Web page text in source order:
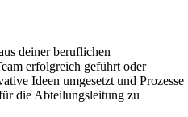
deiner beruflichen
erfolgreich geführt oder
Ideen umgesetzt und Prozesse
die Abteilungsleitung zu